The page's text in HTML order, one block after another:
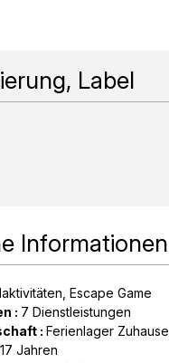
Label
Informationen
Escape Game
: 7 Dienstleistungen
: Ferienlager Zuhause
Jahren